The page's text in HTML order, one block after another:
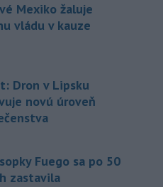
Mexiko žaluje
vládu v kauze
Dron v Lipsku
novú úroveň
Fuego sa po 50
zastavila